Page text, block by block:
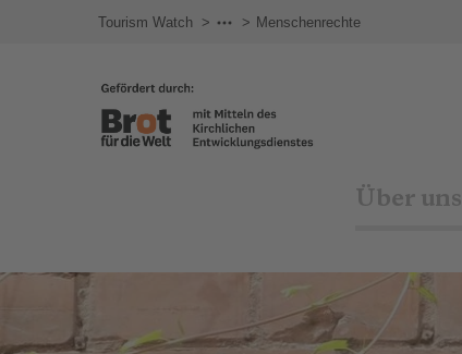
Tourism Watch Themen
Menschenrechte
Über uns